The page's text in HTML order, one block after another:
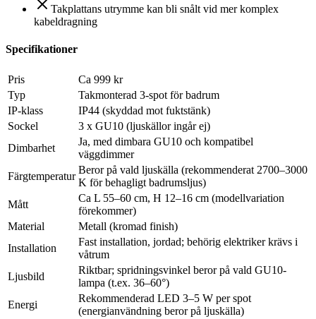
Takplattans utrymme kan bli snålt vid mer komplex
kabeldragning
Specifikationer
Pris
Ca 999 kr
Typ
Takmonterad 3-spot för badrum
IP-klass
IP44 (skyddad mot fuktstänk)
Sockel
3 x GU10 (ljuskällor ingår ej)
Dimbarhet
Ja, med dimbara GU10 och kompatibel
väggdimmer
Färgtemperatur
Beror på vald ljuskälla (rekommenderat 2700–3000
K för behagligt badrumsljus)
Mått
Ca L 55–60 cm, H 12–16 cm (modellvariation
förekommer)
Material
Metall (kromad finish)
Installation
Fast installation, jordad; behörig elektriker krävs i
våtrum
Ljusbild
Riktbar; spridningsvinkel beror på vald GU10-
lampa (t.ex. 36–60°)
Energi
Rekommenderad LED 3–5 W per spot
(energianvändning beror på ljuskälla)